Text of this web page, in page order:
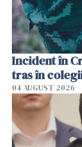
Incident în
tras în
04 AUGUST 2026